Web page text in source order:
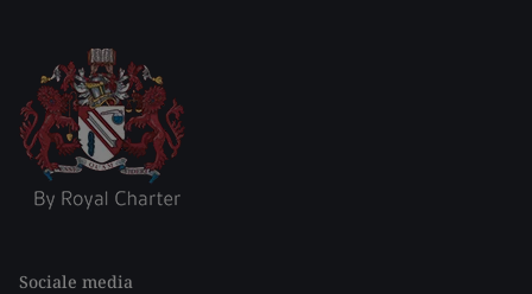
Sociale media